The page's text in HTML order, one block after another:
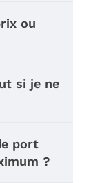
ou
si je ne
port
?